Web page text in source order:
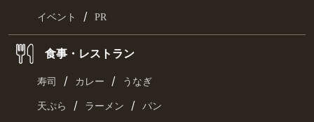
イベント / PR
食事・レストラン
寿司 / カレー / うなぎ
天ぷら / ラーメン / パン